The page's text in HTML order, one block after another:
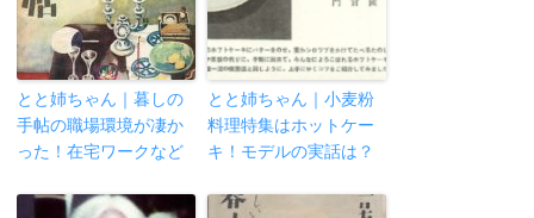
とと姉ちゃん｜暮しの
手帖の職場環境が凄か
った！在宅ワークなど
とと姉ちゃん｜小麦粉
料理特集はホットケー
キ！モデルの実話は？